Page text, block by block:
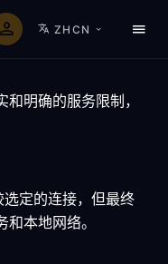
ZHCN
明确的服务限制，
定的连接，但最终
本地网络。